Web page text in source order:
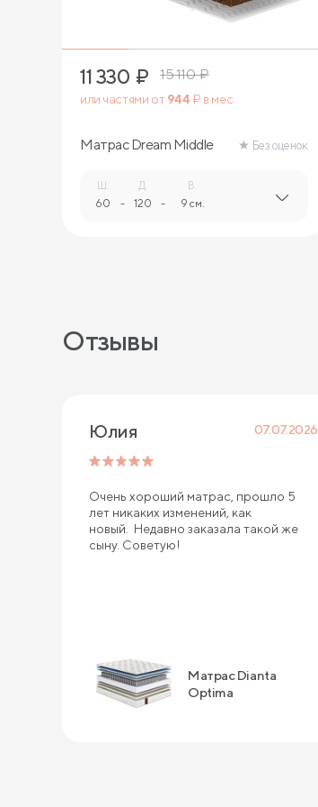
11 330 ₽ 15 110₽
или частями от944 ₽ в мес.
Матрас Dream Middle Без оценок
Ш.
60 -
Д.
120 -
В.
9 см.
Отзывы
Юлия 07.07.2026
Очень хороший матрас, прошло 5
лет никаких изменений, как
новый. Недавно заказала такой же
сыну. Советую!
Матрас Dianta
Optima